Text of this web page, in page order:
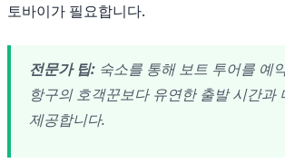
토바이가 필요합니다.
전문가 팁: 숙소를 통해 보트 투어를 예
항구의 호객꾼보다 유연한 출발 시간과
제공합니다.